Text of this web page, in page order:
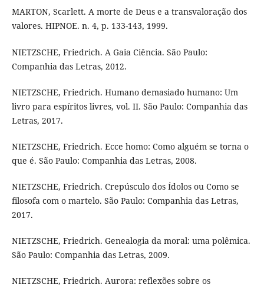
MARTON, Scarlett. A morte de Deus e a transvaloração dos
valores. HIPNOE. n. 4, p. 133-143, 1999.
NIETZSCHE, Friedrich. A Gaia Ciência. São Paulo:
Companhia das Letras, 2012.
NIETZSCHE, Friedrich. Humano demasiado humano: Um
livro para espíritos livres, vol. II. São Paulo: Companhia das
Letras, 2017.
NIETZSCHE, Friedrich. Ecce homo: Como alguém se torna o
que é. São Paulo: Companhia das Letras, 2008.
NIETZSCHE, Friedrich. Crepúsculo dos Ídolos ou Como se
filosofa com o martelo. São Paulo: Companhia das Letras,
2017.
NIETZSCHE, Friedrich. Genealogia da moral: uma polêmica.
São Paulo: Companhia das Letras, 2009.
NIETZSCHE, Friedrich. Aurora: reflexões sobre os